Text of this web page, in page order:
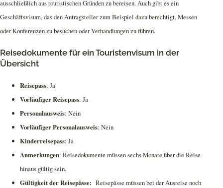
ausschließlich aus touristischen Gründen zu bereisen. Auch gibt es ein
Geschäftsvisum, das den Antragsteller zum Beispiel dazu berechtigt, Messen
oder Konferenzen zu besuchen oder Verhandlungen zu führen.
Reisedokumente für ein Touristenvisum in der
Übersicht
Reisepass: Ja
VorläufigerReisepass: Ja
Personalausweis: Nein
VorläufigerPersonalausweis: Nein
Kinderreisepass: Ja
Anmerkungen: Reisedokumente müssen sechs Monate über die Reise
hinaus gültig sein.
Gültigkeit der Reisepässe: Reisepässe müssen bei der Ausreise noch